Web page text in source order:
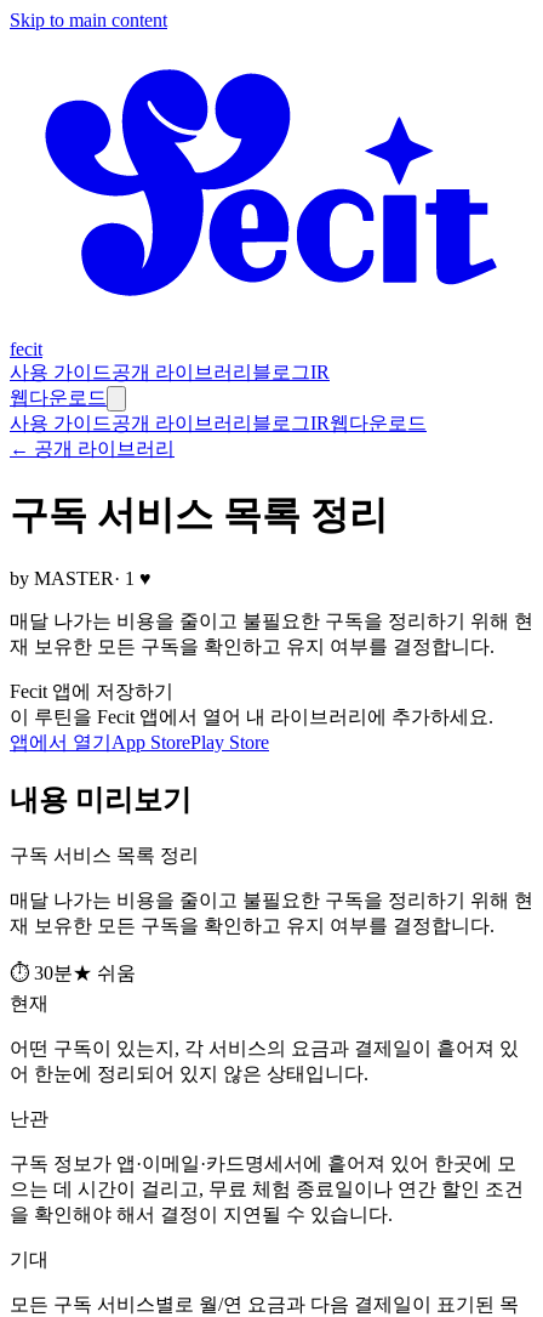
Skip to main content
fecit
사용 가이드공개 라이브러리 블로그IR
웹다운로드
사용 가이드공개 라이브러리 블로그IR웹다운로드
← 공개 라이브러리
구독 서비스 목록 정리
by MASTER· 1 ♥
매달 나가는 비용을 줄이고 불필요한 구독을 정리하기 위해 현
재 보유한 모든 구독을 확인하고 유지 여부를 결정합니다.
Fecit 앱에 저장하기
이 루틴을 Fecit 앱에서 열어 내 라이브러리에 추가하세요.
앱에서 열기 App StorePlay Store
내용 미리보기
구독 서비스 목록 정리
매달 나가는 비용을 줄이고 불필요한 구독을 정리하기 위해 현
재 보유한 모든 구독을 확인하고 유지 여부를 결정합니다.
⏱ 30분★ 쉬움
현재
어떤 구독이 있는지, 각 서비스의 요금과 결제일이 흩어져 있
어 한눈에 정리되어 있지 않은 상태입니다.
난관
구독 정보가 앱·이메일·카드명세서에 흩어져 있어 한곳에 모
으는 데 시간이 걸리고, 무료 체험 종료일이나 연간 할인 조건
을 확인해야 해서 결정이 지연될 수 있습니다.
기대
모든 구독 서비스별로 월/연 요금과 다음 결제일이 표기된 목